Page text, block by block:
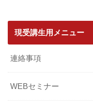
現受講生用メニュー
連絡事項
WEBセミナー